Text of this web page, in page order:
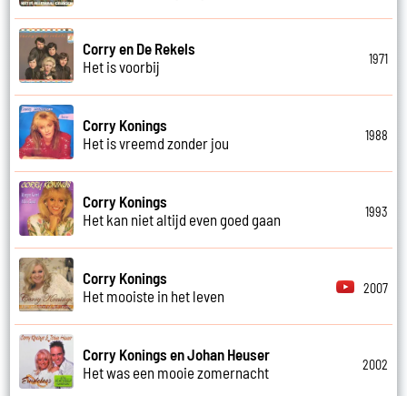
Corry en De Rekels
Het is voorbij
1971
Corry Konings
Het is vreemd zonder jou
1988
Corry Konings
Het kan niet altijd even goed gaan
1993
Corry Konings
Het mooiste in het leven
2007
Corry Konings en Johan Heuser
Het was een mooie zomernacht
2002